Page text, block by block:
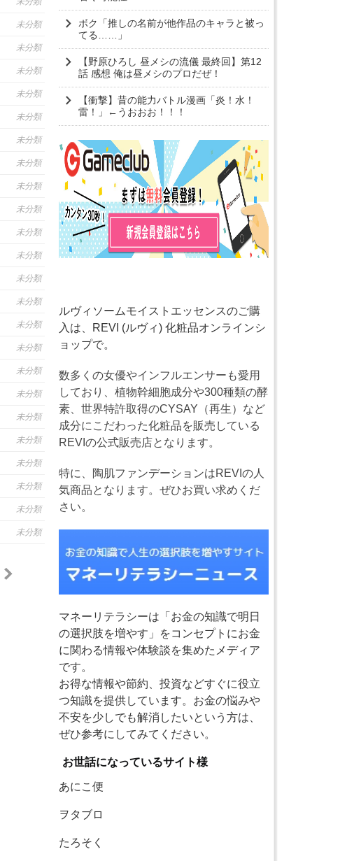
未分類
未分類
未分類
未分類
未分類
未分類
未分類
未分類
未分類
未分類
未分類
未分類
未分類
未分類
未分類
未分類
未分類
未分類
未分類
未分類
未分類
未分類
未分類
ボク「推しの名前が他作品のキャラと被っ
てる……」
【野原ひろし 昼メシの流儀 最終回】第12
話 感想 俺は昼メシのプロだぜ！
【衝撃】昔の能力バトル漫画「炎！水！
雷！」←うおおお！！！
ルヴィソームモイストエッセンスのご購
入は、REVI (ルヴィ) 化粧品オンラインシ
ョップで。
数多くの女優やインフルエンサーも愛用
しており、植物幹細胞成分や300種類の酵
素、世界特許取得のCYSAY（再生）など
成分にこだわった化粧品を販売している
REVIの公式販売店となります。
特に、陶肌ファンデーションはREVIの人
気商品となります。ぜひお買い求めくだ
さい。
マネーリテラシーは「お金の知識で明日
の選択肢を増やす」をコンセプトにお金
に関わる情報や体験談を集めたメディア
です。
お得な情報や節約、投資などすぐに役立
つ知識を提供しています。お金の悩みや
不安を少しでも解消したいという方は、
ぜひ参考にしてみてください。
お世話になっているサイト様
あにこ便
ヲタブロ
たろそく